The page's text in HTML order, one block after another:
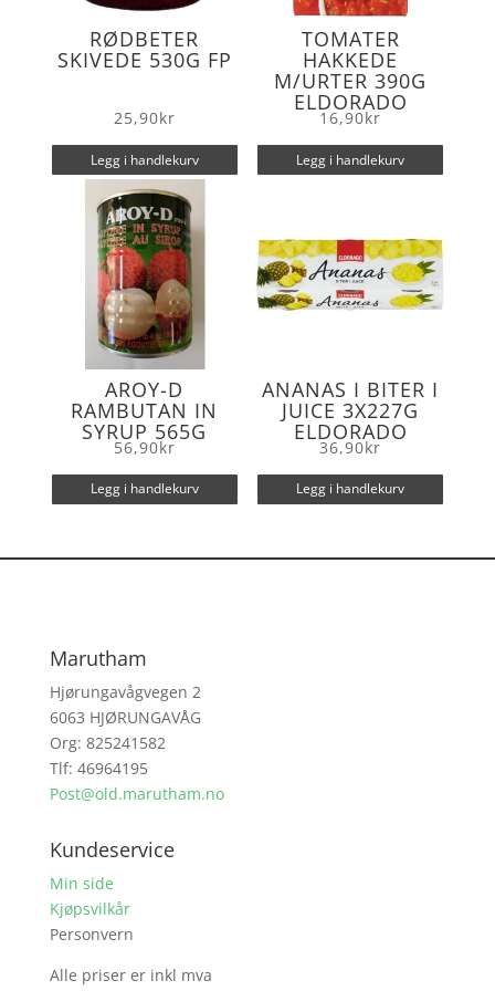
RØDBETER
SKIVEDE 530G FP
25,90kr
Legg i handlekurv
TOMATER
HAKKEDE
M/URTER 390G
ELDORADO
16,90kr
Legg i handlekurv
AROY-D
RAMBUTAN IN
SYRUP 565G
56,90kr
Legg i handlekurv
ANANAS I BITER I
JUICE 3X227G
ELDORADO
36,90kr
Legg i handlekurv
Marutham
Hjørungavågvegen 2
6063 HJØRUNGAVÅG
Org: 825241582
Tlf: 46964195
Post@old.marutham.no
Kundeservice
Min side
Kjøpsvilkår
Personvern
Alle priser er inkl mva